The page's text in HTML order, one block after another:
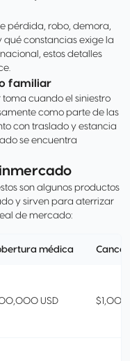
pérdida, robo, demora,
constancias exige la
estos detalles
familiar
cuando el siniestro
como parte de las
con traslado y estancia
se encuentra
son algunos productos
y sirven para aterrizar
de mercado:
médica
USD $1,000